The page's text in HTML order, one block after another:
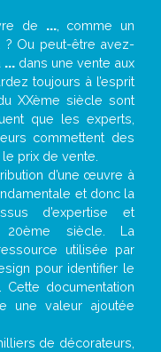
de ..., comme un
? Ou peut-être avez-
...dans une vente aux
toujours à l’esprit
XXème siècle sont
que les experts,
commettent des
prix de vente.
d’une œuvre à
et donc la
d’expertise et
20ème siècle. La
utilisée par
pour identifier le
Cette documentation
une valeur ajoutée
de décorateurs,